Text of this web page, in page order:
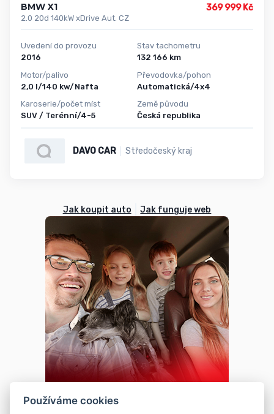
BMW X1
2.0 20d 140kW xDrive Aut. CZ
369 999 Kč
Uvedení do provozu
2016
Motor/palivo
2,0 l/140 kw/Nafta
Karoserie/počet míst
SUV / Terénní/4-5
Stav tachometru
132 166 km
Převodovka/pohon
Automatická/4x4
Země původu
Česká republika
DAVO CAR Středočeský kraj
Jak koupit auto Jak funguje web
Používáme cookies